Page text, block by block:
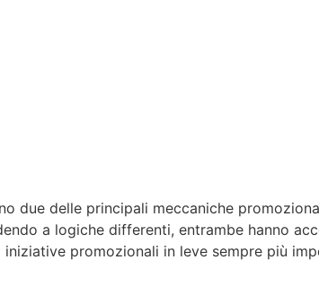
due delle principali meccaniche
a logiche differenti, entrambe hanno
promozionali in leve sempre più